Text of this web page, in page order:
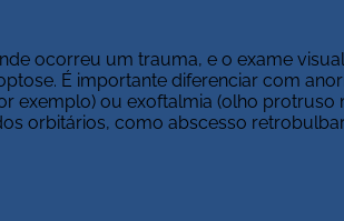
ocorreu um trauma, e o exame
É importante diferenciar com
exemplo) ou exoftalmia (olho protruso
orbitários, como abscesso